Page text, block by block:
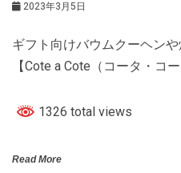
2023年3月5日
ギフト向けバウムクーヘン
【Cote a Cote（コータ・コー
1326 total views
Read More